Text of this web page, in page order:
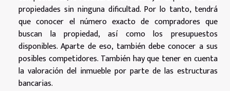
propiedades sin ninguna dificultad. Por lo tanto, tendrá
que conocer el número exacto de compradores que
buscan la propiedad, así como los presupuestos
disponibles. Aparte de eso, también debe conocer a sus
posibles competidores. También hay que tener en cuenta
la valoración del inmueble por parte de las estructuras
bancarias.